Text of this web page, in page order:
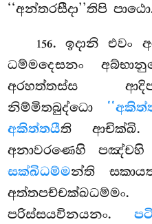
‘‘අන්තරසීදා’’තිපි
156. ඉදානිඑවං
ධම්මදෙසනං
අරහත්තස්ස
නිම්මිතබුද්ධො
අකිත්තයීති
අනාවරණෙහි
සක්ඛිධම්මන්ති
පරිස්සයවිනයනං.